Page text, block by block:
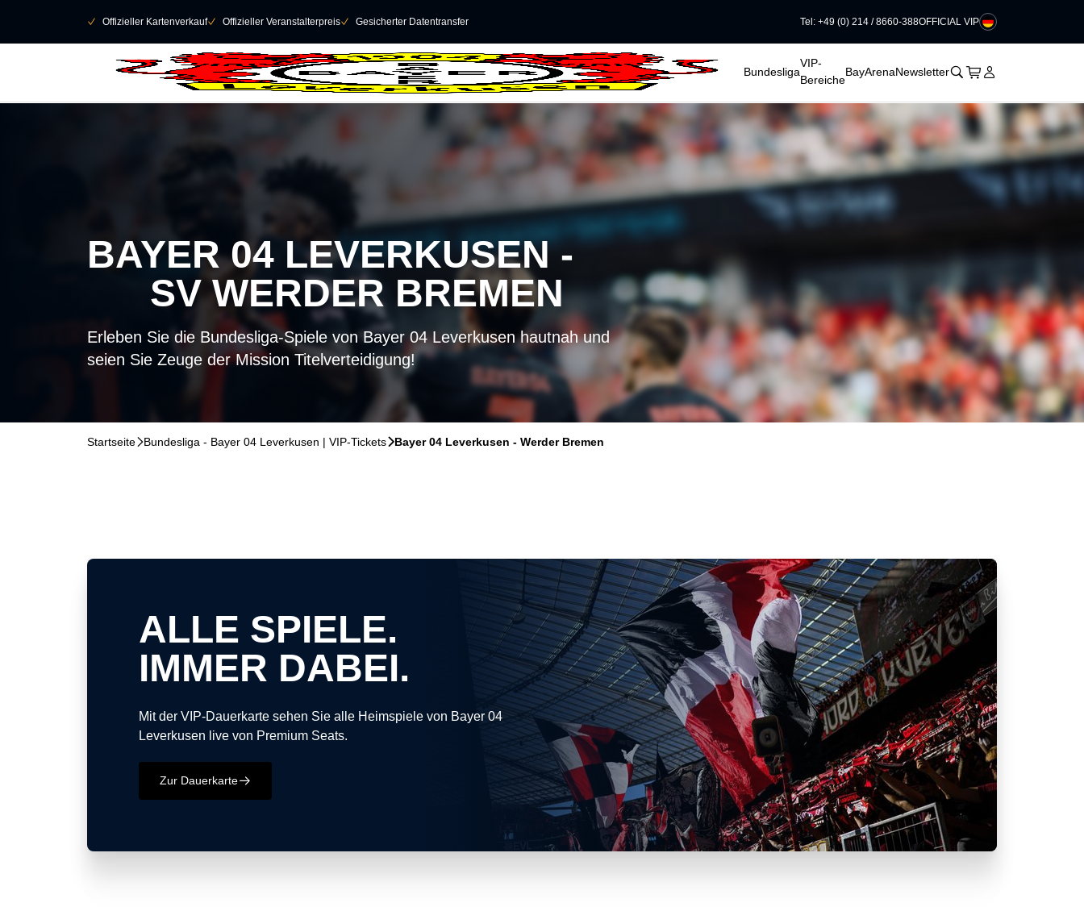
􀆅 Offizieller Kartenverkauf􀆅 Offizieller Veranstalterpreis􀆅 Gesicherter Datentransfer Tel: +49 (0) 214 / 8660-388OFFICIAL VIP
Bundesliga
VIP-
Bereiche
BayArenaNewsletter􀊫 Warenkorb
􀍩 Login
􀉩
BAYER 04 LEVERKUSEN -
SV WERDER BREMEN
Erleben Sie die Bundesliga-Spiele von Bayer 04 Leverkusen hautnah und
seien Sie Zeuge der Mission Titelverteidigung!
Startseite􀆊Bundesliga - Bayer 04 Leverkusen | VIP-Tickets􀆊Bayer 04 Leverkusen - Werder Bremen
ALLE SPIELE.
IMMER DABEI.
Mit der VIP-Dauerkarte sehen Sie alle Heimspiele von Bayer 04
Leverkusen live von Premium Seats.
Zur Dauerkarte􀄫